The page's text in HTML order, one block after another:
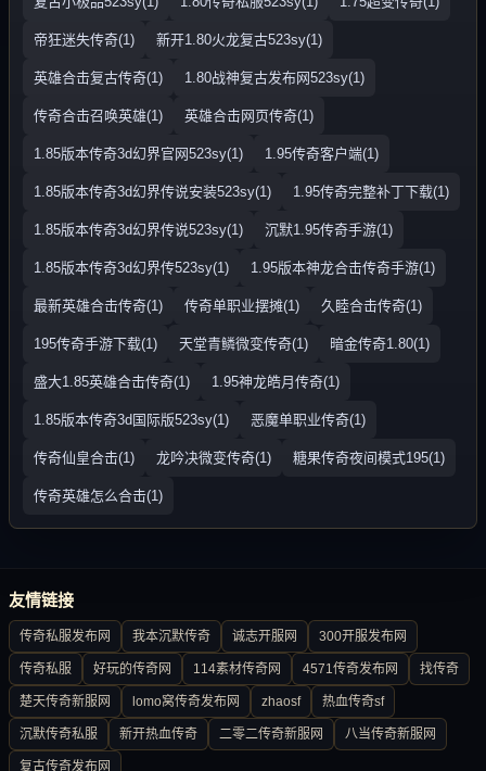
帝狂迷失传奇(1) 新开1.80火龙复古523sy(1)
英雄合击复古传奇(1) 1.80战神复古发布网523sy(1)
传奇合击召唤英雄(1) 英雄合击网页传奇(1)
1.85版本传奇3d幻界官网523sy(1) 1.95传奇客户端(1)
1.85版本传奇3d幻界传说安装523sy(1) 1.95传奇完整补丁下载(1)
1.85版本传奇3d幻界传说523sy(1) 沉默1.95传奇手游(1)
1.85版本传奇3d幻界传523sy(1) 1.95版本神龙合击传奇手游(1)
最新英雄合击传奇(1) 传奇单职业摆摊(1) 久睦合击传奇(1)
195传奇手游下载(1) 天堂青鳞微变传奇(1) 暗金传奇1.80(1)
盛大1.85英雄合击传奇(1) 1.95神龙皓月传奇(1)
1.85版本传奇3d国际版523sy(1) 恶魔单职业传奇(1)
传奇仙皇合击(1) 龙吟决微变传奇(1) 糖果传奇夜间模式195(1)
传奇英雄怎么合击(1)
友情链接
传奇私服发布网 我本沉默传奇 诚志开服网 300开服发布网
传奇私服 好玩的传奇网 114素材传奇网 4571传奇发布网 找传奇
楚天传奇新服网 lomo窝传奇发布网 zhaosf 热血传奇sf
沉默传奇私服 新开热血传奇 二零二传奇新服网 八当传奇新服网
复古传奇发布网